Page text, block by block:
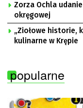
Zorza Ochla
okręgowej
„Ziołowe historie,
kulinarne w Krępie
popularne